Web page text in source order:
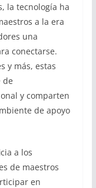
la tecnología ha
a la era
una
conectarse.
y más, estas
de
y comparten
de apoyo
a los
de maestros
en